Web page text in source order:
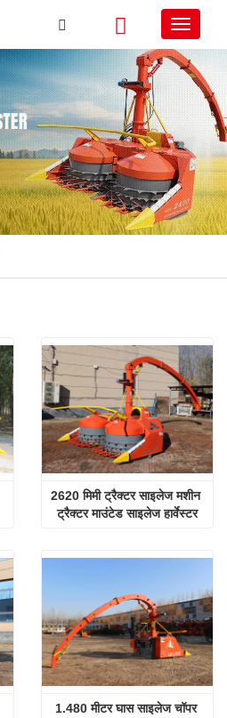
2620 मिमी ट्रैक्टर साइलेज मशीन
ट्रैक्टर माउंटेड साइलेज हार्वेस्टर
1.480 मीटर घास साइलेज चॉपर